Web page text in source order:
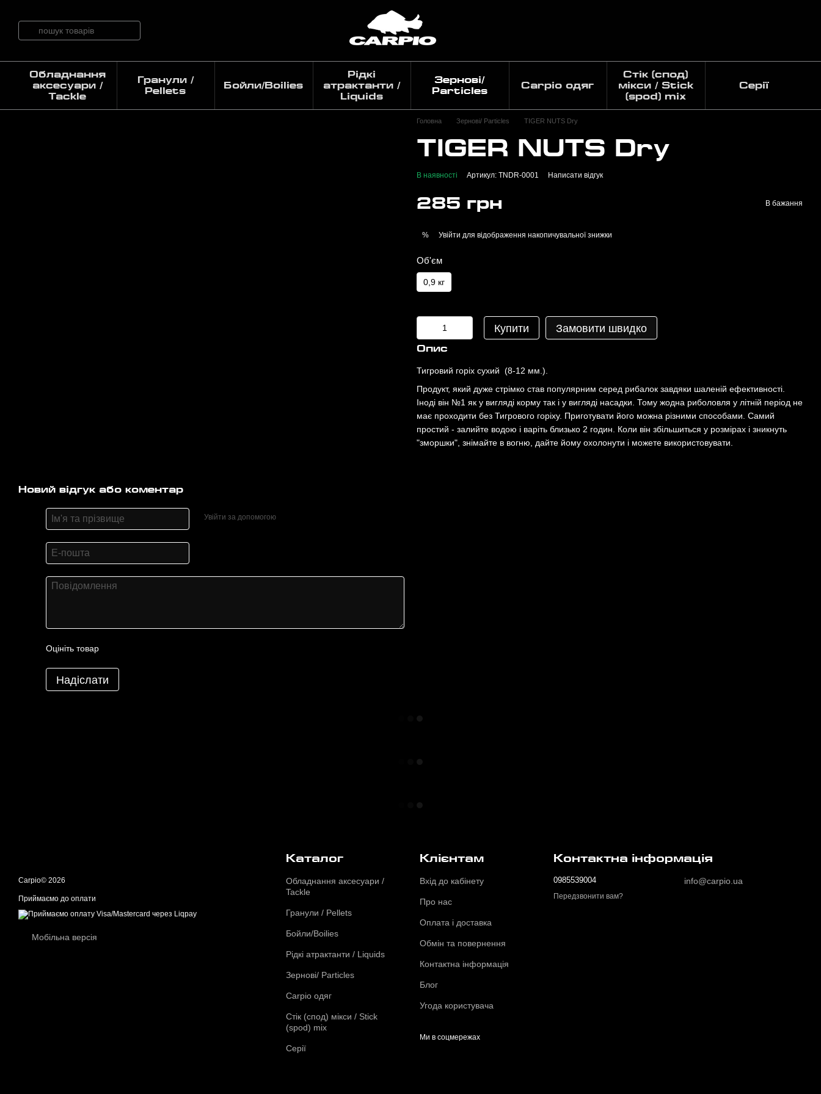
Обладнання
аксесуари /
Tackle
Гранули /
Pellets
Бойли/Boilies
Рідкі
атрактанти /
Liquids
Зернові/
Particles
Carpio одяг
Стік (спод)
мікси / Stick
(spod) mix
Серії
Новий відгук або коментар
Увійти за допомогою
Оцініть товар
Надіслати
Головна Зернові/ Particles TIGER NUTS Dry
TIGER NUTS Dry
В наявності Артикул: TNDR-0001 Написати відгук
285 грн В бажання
% Увійти для відображення накопичувальної знижки
Об'єм
0,9 кг
Купити Замовити швидко
Опис
Тигровий горіх сухий (8-12 мм.).
Продукт, який дуже стрімко став популярним серед рибалок завдяки шаленій ефективності.
Іноді він №1 як у вигляді корму так і у вигляді насадки. Тому жодна риболовля у літній період не
має проходити без Тигрового горіху. Приготувати його можна різними способами. Самий
простий - залийте водою і варіть близько 2 годин. Коли він збільшиться у розмірах і зникнуть
"зморшки", знімайте в вогню, дайте йому охолонути і можете використовувати.
Carpio© 2026
Приймаємо до оплати
Мобільна версія
Каталог
Обладнання аксесуари /
Tackle
Гранули / Pellets
Бойли/Boilies
Рідкі атрактанти / Liquids
Зернові/ Particles
Carpio одяг
Стік (спод) мікси / Stick
(spod) mix
Серії
Клієнтам
Вхід до кабінету
Про нас
Оплата і доставка
Обмін та повернення
Контактна інформація
Блог
Угода користувача
Ми в соцмережах
Контактна інформація
0985539004
Передзвонити вам?
info@carpio.ua